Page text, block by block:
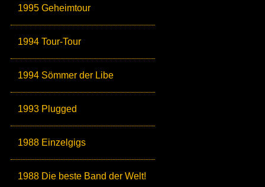
1995 Geheimtour
1994 Tour-Tour
1994 Sömmer der Libe
1993 Plugged
1988 Einzelgigs
1988 Die beste Band der Welt!